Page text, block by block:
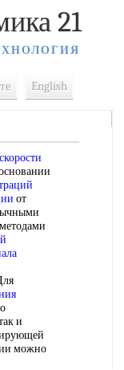
21
English
от
и
можно